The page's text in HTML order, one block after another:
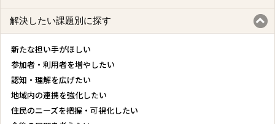
解決したい課題別に探す
新たな担い手がほしい
参加者・利用者を増やしたい
認知・理解を広げたい
地域内の連携を強化したい
住民のニーズを把握・可視化したい